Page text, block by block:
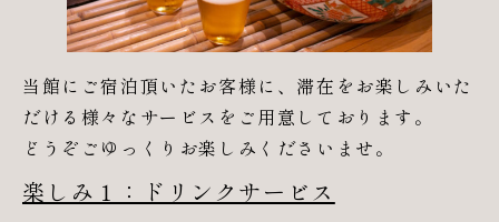
当館にご宿泊頂いたお客様に、滞在をお楽しみいた
だける様々なサービスをご用意しております。
どうぞごゆっくりお楽しみくださいませ。
楽しみ１：ドリンクサービス